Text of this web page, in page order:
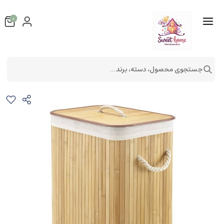
0
جستجوی محصول، دسته، برند...